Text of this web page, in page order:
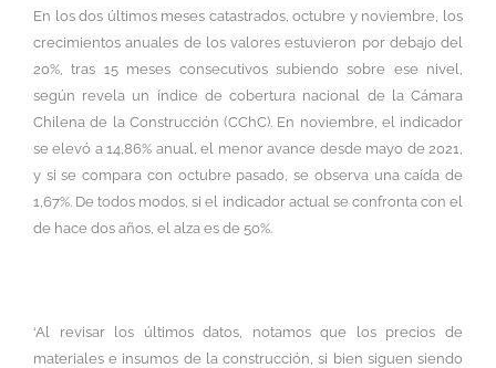
En los dos últimos meses catastrados, octubre y noviembre, los
crecimientos anuales de los valores estuvieron por debajo del
20%, tras 15 meses consecutivos subiendo sobre ese nivel,
según revela un índice de cobertura nacional de la Cámara
Chilena de la Construcción (CChC). En noviembre, el indicador
se elevó a 14,86% anual, el menor avance desde mayo de 2021,
y si se compara con octubre pasado, se observa una caída de
1,67%. De todos modos, si el indicador actual se confronta con el
de hace dos años, el alza es de 50%.
‘Al revisar los últimos datos, notamos que los precios de
materiales e insumos de la construcción, si bien siguen siendo